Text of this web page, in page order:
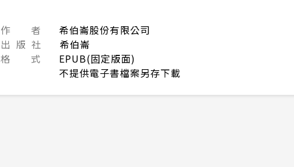
作 者
希伯崙股份有限公司
出 版 社
希伯崙
格 式
EPUB(固定版面)
不提供電子書檔案另存下載